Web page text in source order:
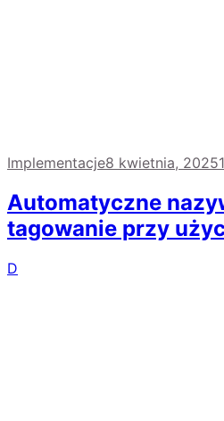
Implementacje8 kwietnia, 2025
Automatyczne
tagowanie przy
D